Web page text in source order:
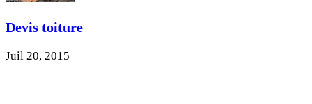
Devis toiture
Juil 20, 2015